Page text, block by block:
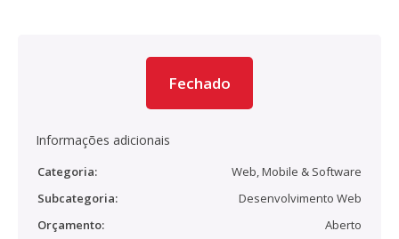
Fechado
Informações adicionais
Categoria:
Web, Mobile & Software
Subcategoria:
Desenvolvimento Web
Orçamento:
Aberto